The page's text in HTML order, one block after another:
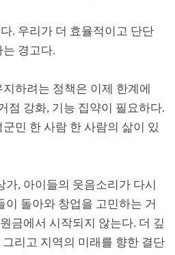
. 우리가 더 효율적이고 단단
는 경고다.
하려는 정책은 이제 한계에
점 강화, 기능 집약이 필요하다.
민 한 사람 한 사람의 삶이 있
가, 아이들의 웃음소리가 다시
이 돌아와 창업을 고민하는 거
금에서 시작되지 않는다. 더 깊
그리고 지역의 미래를 향한 결단